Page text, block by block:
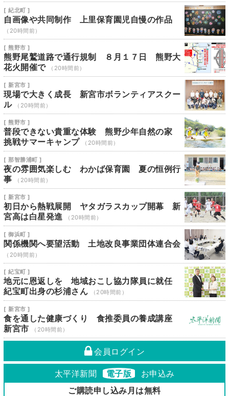
[ 紀北町 ]
自画像や共同制作 上里保育園児自慢の作品
（20時間前）
[ 熊野市 ]
熊野尾鷲道路で通行規制 ８月１７日 熊野大
花火開催で
（20時間前）
[ 新宮市 ]
現場で大きく成長 新宮市ボランティアスクー
ル
（20時間前）
[ 熊野市 ]
普段できない貴重な体験 熊野少年自然の家
挑戦サマーキャンプ
（20時間前）
[ 那智勝浦町 ]
夜の雰囲気楽しむ わかば保育園 夏の恒例行
事
（20時間前）
[ 新宮市 ]
初日から熱戦展開 ヤタガラスカップ開幕 新
宮高は白星発進
（20時間前）
[ 御浜町 ]
関係機関へ要望活動 土地改良事業団体連合会
（20時間前）
[ 紀宝町 ]
地元に恩返しを 地域おこし協力隊員に就任
紀宝町出身の杉浦さん
（20時間前）
[ 新宮市 ]
食を通した健康づくり 食推委員の養成講座
新宮市
（20時間前）
会員ログイン
太平洋新聞 電子版
お申込み
ご購読申し込み月は無料